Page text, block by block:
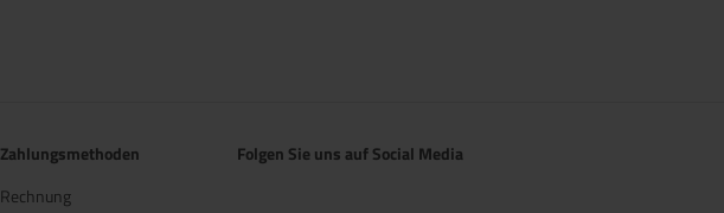
Zahlungsmethoden
Rechnung
Folgen Sie uns auf Social Media